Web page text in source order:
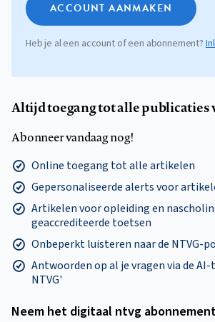
ACCOUNT AANMAKEN
Heb je al een account of een abonnement?
Altijd toegang tot alle publicaties
Abonneer vandaag nog!
Online toegang tot alle artikelen
Gepersonaliseerde alerts voor
Artikelen voor opleiding en
geaccrediteerde toetsen
Onbeperkt luisteren naar de NTVG-
Antwoorden op al je vragen via de
NTVG'
Neem het digitaal ntvg